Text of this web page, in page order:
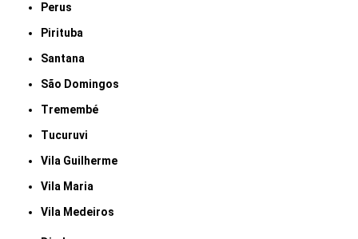
Perus
Pirituba
Santana
São Domingos
Tremembé
Tucuruvi
Vila Guilherme
Vila Maria
Vila Medeiros